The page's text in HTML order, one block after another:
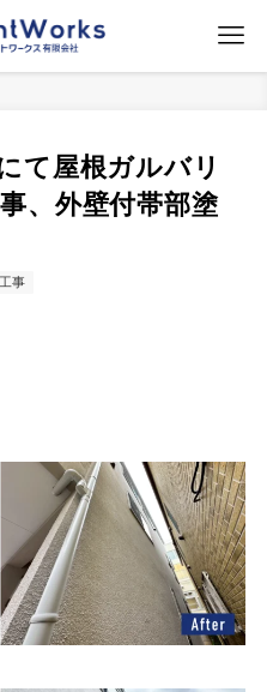
て屋根ガルバリ
、外壁付帯部塗
事